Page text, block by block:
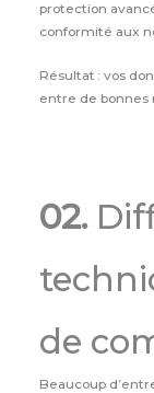
protection
conformité aux
Résultat : vos
entre de bonnes
02.
de
Beaucoup